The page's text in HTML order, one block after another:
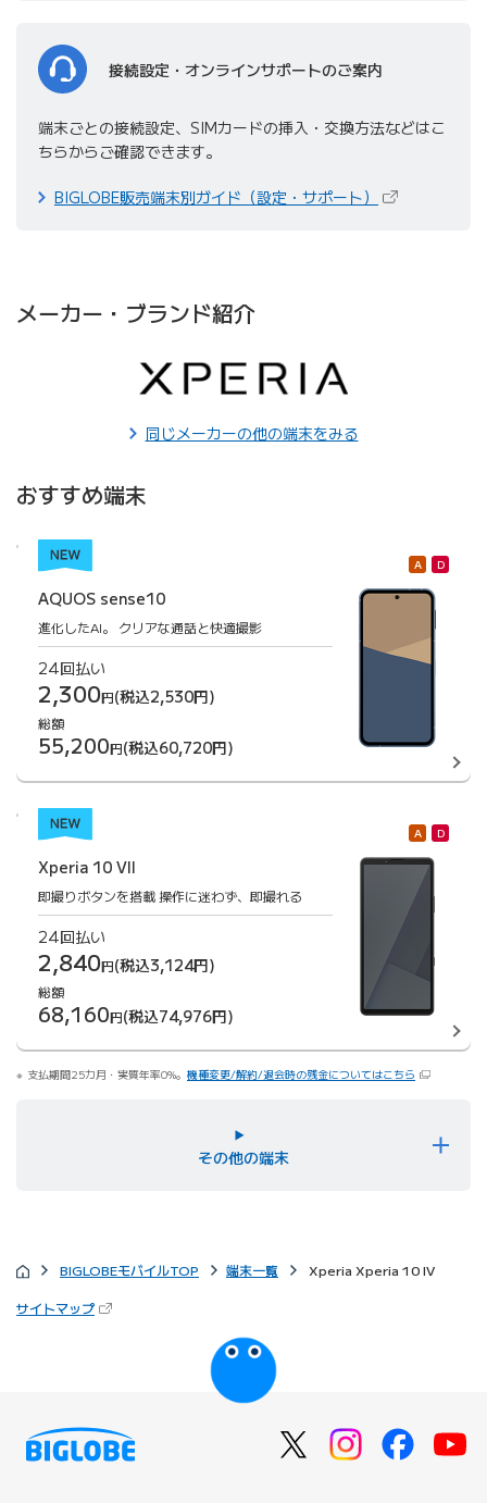
接続設定・オンラインサポートのご案内
端末ごとの接続設定、SIMカードの挿入・交換方法などはこ
ちらからご確認できます。
BIGLOBE販売端末別ガイド（設定・サポート） （新しいタブ
メーカー・ブランド紹介
Xperiaエクスペリア
同じメーカーの他の端末をみる
おすすめ端末
A D
AQUOS sense10
進化したAI。 クリアな通話と快適撮影
24回払い
2,300円(税込2,530円)
総額
55,200円(税込60,720円)
A D
Xperia 10 VII
即撮りボタンを搭載操作に迷わず、即撮れる
24回払い
2,840円(税込3,124円)
総額
68,160円(税込74,976円)
支払期間25カ月・実質年率0%。 機種変更/解約/退会時の残金についてはこちら
その他の端末
BIGLOBEモバイルTOP 端末一覧 Xperia Xperia 10 IV
サイトマップ（新しいタブで開きます）
びっぷるのページ